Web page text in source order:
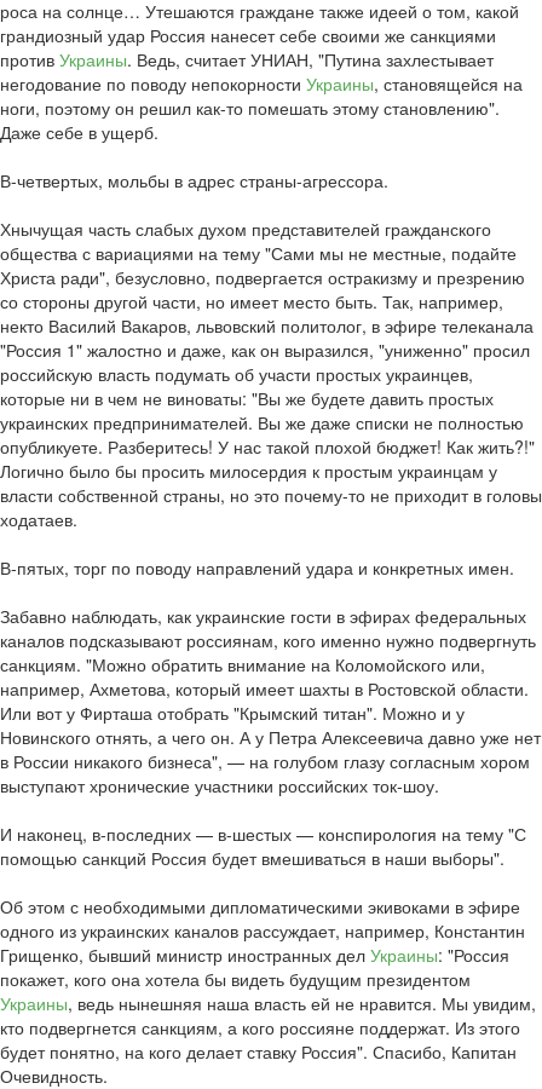
роса на солнце… Утешаются граждане также идеей о том, какой
грандиозный удар Россия нанесет себе своими же санкциями
против Украины. Ведь, считает УНИАН, "Путина захлестывает
негодование по поводу непокорности Украины, становящейся на
ноги, поэтому он решил как-то помешать этому становлению".
Даже себе в ущерб.
В-четвертых, мольбы в адрес страны-агрессора.
Хнычущая часть слабых духом представителей гражданского
общества с вариациями на тему "Сами мы не местные, подайте
Христа ради", безусловно, подвергается остракизму и презрению
со стороны другой части, но имеет место быть. Так, например,
некто Василий Вакаров, львовский политолог, в эфире телеканала
"Россия 1" жалостно и даже, как он выразился, "униженно" просил
российскую власть подумать об участи простых украинцев,
которые ни в чем не виноваты: "Вы же будете давить простых
украинских предпринимателей. Вы же даже списки не полностью
опубликуете. Разберитесь! У нас такой плохой бюджет! Как жить?!"
Логично было бы просить милосердия к простым украинцам у
власти собственной страны, но это почему-то не приходит в головы
ходатаев.
В-пятых, торг по поводу направлений удара и конкретных имен.
Забавно наблюдать, как украинские гости в эфирах федеральных
каналов подсказывают россиянам, кого именно нужно подвергнуть
санкциям. "Можно обратить внимание на Коломойского или,
например, Ахметова, который имеет шахты в Ростовской области.
Или вот у Фирташа отобрать "Крымский титан". Можно и у
Новинского отнять, а чего он. А у Петра Алексеевича давно уже нет
в России никакого бизнеса", — на голубом глазу согласным хором
выступают хронические участники российских ток-шоу.
И наконец, в-последних — в-шестых — конспирология на тему "С
помощью санкций Россия будет вмешиваться в наши выборы".
Об этом с необходимыми дипломатическими экивоками в эфире
одного из украинских каналов рассуждает, например, Константин
Грищенко, бывший министр иностранных дел Украины: "Россия
покажет, кого она хотела бы видеть будущим президентом
Украины, ведь нынешняя наша власть ей не нравится. Мы увидим,
кто подвергнется санкциям, а кого россияне поддержат. Из этого
будет понятно, на кого делает ставку Россия". Спасибо, Капитан
Очевидность.